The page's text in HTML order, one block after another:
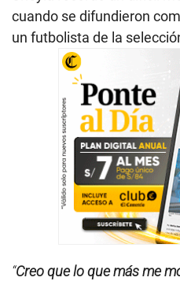
cuando se difundieron
un futbolista de la
“Creo que lo que más me